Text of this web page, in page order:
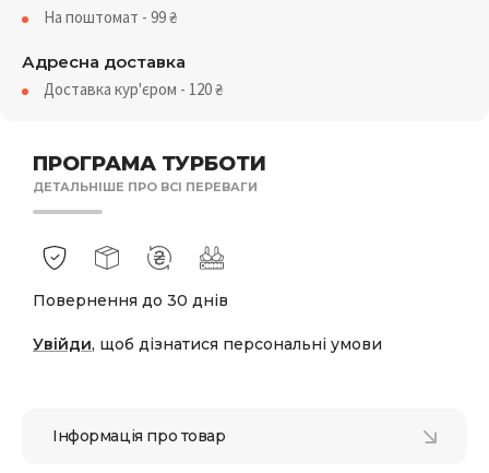
ПРОГРАМА ТУРБОТИ
ДЕТАЛЬНІШЕ ПРО ВСІ ПЕРЕВАГИ
Повернення до 30 днів
Увійди, щоб дізнатися персональні умови
На поштомат - 99₴
Адресна доставка
Доставка кур'єром - 120₴
Інформація про товар